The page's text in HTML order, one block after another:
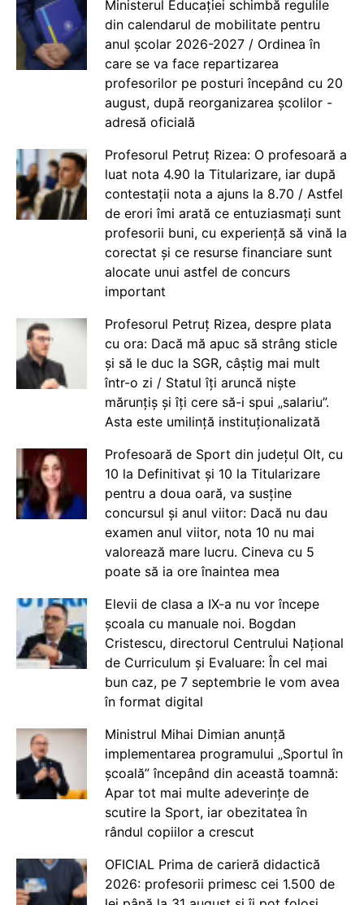
Ministerul Educației schimbă regulile
din calendarul de mobilitate pentru
anul școlar 2026-2027 / Ordinea în
care se va face repartizarea
profesorilor pe posturi începând cu 20
august, după reorganizarea școlilor -
adresă oficială
Profesorul Petruț Rizea: O profesoară a
luat nota 4.90 la Titularizare, iar după
contestații nota a ajuns la 8.70 / Astfel
de erori îmi arată ce entuziasmați sunt
profesorii buni, cu experiență să vină la
corectat și ce resurse financiare sunt
alocate unui astfel de concurs
important
Profesorul Petruț Rizea, despre plata
cu ora: Dacă mă apuc să strâng sticle
și să le duc la SGR, câștig mai mult
într-o zi / Statul îți aruncă niște
mărunțiș și îți cere să-i spui „salariu”.
Asta este umilință instituționalizată
Profesoară de Sport din județul Olt, cu
10 la Definitivat și 10 la Titularizare
pentru a doua oară, va susține
concursul și anul viitor: Dacă nu dau
examen anul viitor, nota 10 nu mai
valorează mare lucru. Cineva cu 5
poate să ia ore înaintea mea
Elevii de clasa a IX-a nu vor începe
școala cu manuale noi. Bogdan
Cristescu, directorul Centrului Național
de Curriculum și Evaluare: În cel mai
bun caz, pe 7 septembrie le vom avea
în format digital
Ministrul Mihai Dimian anunță
implementarea programului „Sportul în
școală” începând din această toamnă:
Apar tot mai multe adeverințe de
scutire la Sport, iar obezitatea în
rândul copiilor a crescut
OFICIAL Prima de carieră didactică
2026: profesorii primesc cei 1.500 de